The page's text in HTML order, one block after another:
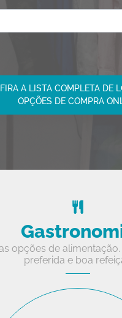
A LISTA COMPLETA DE
OPÇÕES DE COMPRA
opções de
preferida e boa